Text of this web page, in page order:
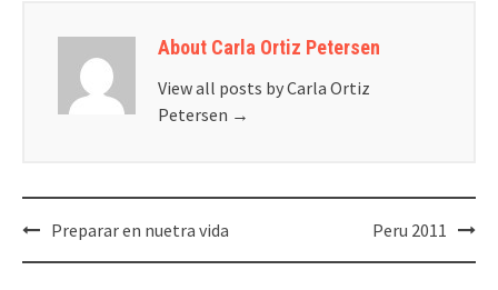
About Carla Ortiz Petersen
View all posts by Carla Ortiz
Petersen →
Post
navigation
Preparar en nuetra vida Peru 2011